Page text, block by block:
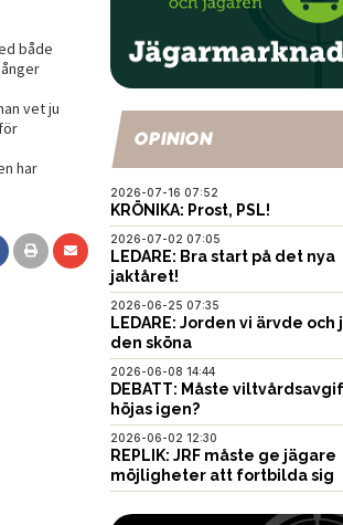
både
vet ju
har
OPINION
2026-07-16 07:52
KRÖNIKA: Prost, PSL!
2026-07-02 07:05
LEDARE: Bra start på det nya
jaktåret!
2026-06-25 07:35
LEDARE: Jorden vi ärvde och
den sköna
2026-06-08 14:44
DEBATT: Måste
höjas igen?
2026-06-02 12:30
REPLIK: JRF måste ge jägare
möjligheter att fortbilda sig